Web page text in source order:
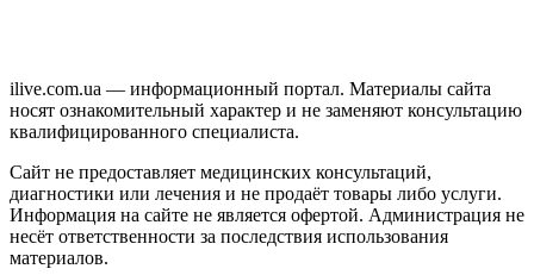
ilive.com.ua — информационный портал. Материалы сайта
носят ознакомительный характер и не заменяют консультацию
квалифицированного специалиста.
Сайт не предоставляет медицинских консультаций,
диагностики или лечения и не продаёт товары либо услуги.
Информация на сайте не является офертой. Администрация не
несёт ответственности за последствия использования
материалов.